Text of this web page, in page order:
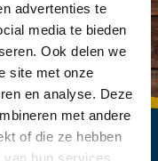
advertenties te
media te bieden
Ook delen we
site met onze
en analyse. Deze
met andere
of die ze hebben